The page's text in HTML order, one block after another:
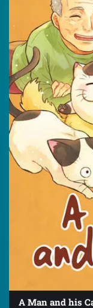
A Man and his